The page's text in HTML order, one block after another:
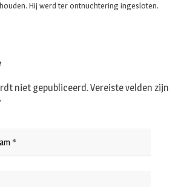
Hij werd ter ontnuchtering ingesloten.
niet gepubliceerd.Vereiste velden zijn